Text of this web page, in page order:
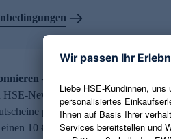
– 10 € Gutschein erhalten
HSE-Newsletter abonnieren und
per E-Mail erhalten. Als
10 € Gutschein. Eine